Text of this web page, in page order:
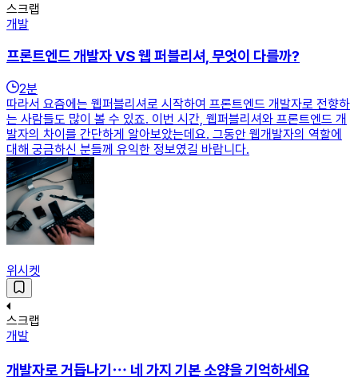
스크랩
개발
프론트엔드 개발자 VS 웹 퍼블리셔, 무엇이 다를까?
2분
따라서 요즘에는 웹퍼블리셔로 시작하여 프론트엔드 개발자로 전향하
는 사람들도 많이 볼 수 있죠. 이번 시간, 웹퍼블리셔와 프론트엔드 개
발자의 차이를 간단하게 알아보았는데요. 그동안 웹개발자의 역할에
대해 궁금하신 분들께 유익한 정보였길 바랍니다.
위시켓
스크랩
개발
개발자로 거듭나기⋯ 네 가지 기본 소양을 기억하세요